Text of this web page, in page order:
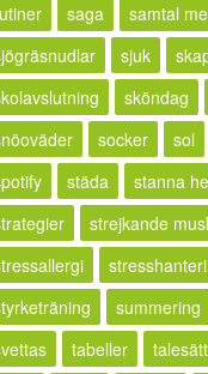
saga samtal
sjuk
sköndag
socker sol
städa stanna
strejkande
summering
tabeller talesätt